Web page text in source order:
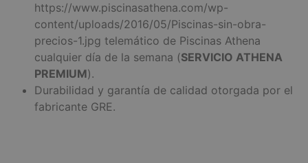
https://www.piscinasathena.com/wp-
content/uploads/2016/05/Piscinas-sin-obra-
precios-1.jpg telemático de Piscinas Athena
cualquier día de la semana (SERVICIO ATHENA
PREMIUM).
Durabilidad y garantía de calidad otorgada por el
fabricante GRE.